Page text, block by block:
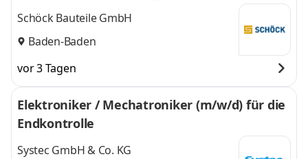
Schöck Bauteile GmbH
Baden-Baden
vor 3 Tagen
Elektroniker / Mechatroniker (m/w/d) für die
Endkontrolle
Systec GmbH & Co. KG